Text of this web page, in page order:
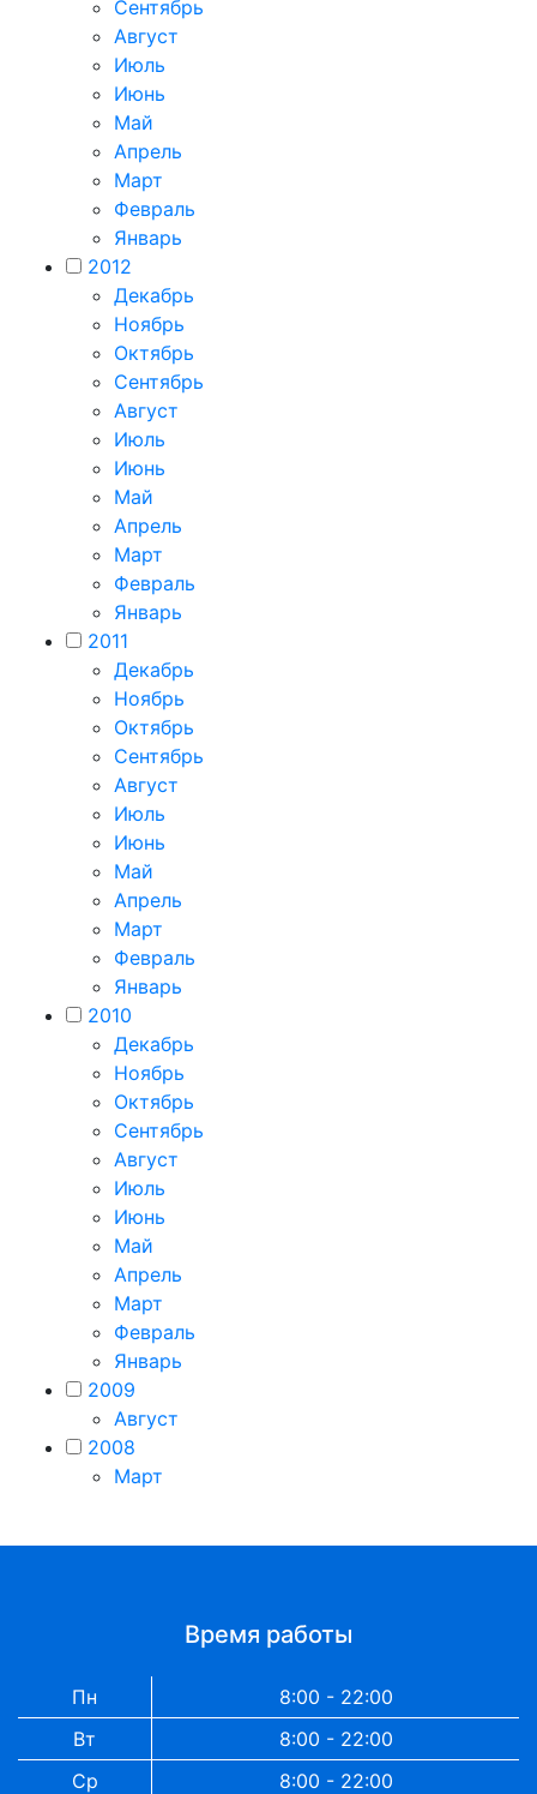
Сентябрь
Август
Июль
Июнь
Май
Апрель
Март
Февраль
Январь
2012
Декабрь
Ноябрь
Октябрь
Сентябрь
Август
Июль
Июнь
Май
Апрель
Март
Февраль
Январь
2011
Декабрь
Ноябрь
Октябрь
Сентябрь
Август
Июль
Июнь
Май
Апрель
Март
Февраль
Январь
2010
Декабрь
Ноябрь
Октябрь
Сентябрь
Август
Июль
Июнь
Май
Апрель
Март
Февраль
Январь
2009
Август
2008
Март
Время работы
Пн
8:00 - 22:00
Вт
8:00 - 22:00
Ср
8:00 - 22:00